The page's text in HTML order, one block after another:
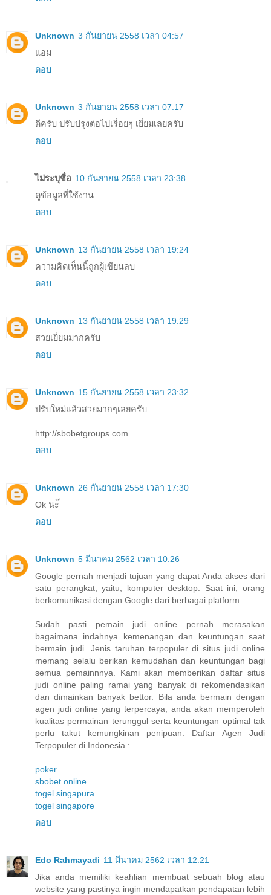
Unknown 3 กันยายน 2558 เวลา 04:57
แอม
ตอบ
Unknown 3 กันยายน 2558 เวลา 07:17
ดีครับ ปรับปรุงต่อไปเรื่อยๆ เยี่ยมเลยครับ
ตอบ
ไม่ระบุชื่อ 10 กันยายน 2558 เวลา 23:38
ดูข้อมูลที่ใช้งาน
ตอบ
Unknown 13 กันยายน 2558 เวลา 19:24
ความคิดเห็นนี้ถูกผู้เขียนลบ
ตอบ
Unknown 13 กันยายน 2558 เวลา 19:29
สวยเยี่ยมมากครับ
ตอบ
Unknown 15 กันยายน 2558 เวลา 23:32
ปรับใหม่แล้วสวยมากๆเลยครับ
http://sbobetgroups.com
ตอบ
Unknown 26 กันยายน 2558 เวลา 17:30
Ok นะ๊
ตอบ
Unknown 5 มีนาคม 2562 เวลา 10:26
Google pernah menjadi tujuan yang dapat Anda akses dari
satu perangkat, yaitu, komputer desktop. Saat ini, orang
berkomunikasi dengan Google dari berbagai platform.
Sudah pasti pemain judi online pernah merasakan
bagaimana indahnya kemenangan dan keuntungan saat
bermain judi. Jenis taruhan terpopuler di situs judi online
memang selalu berikan kemudahan dan keuntungan bagi
semua pemainnnya. Kami akan memberikan daftar situs
judi online paling ramai yang banyak di rekomendasikan
dan dimainkan banyak bettor. Bila anda bermain dengan
agen judi online yang terpercaya, anda akan memperoleh
kualitas permainan terunggul serta keuntungan optimal tak
perlu takut kemungkinan penipuan. Daftar Agen Judi
Terpopuler di Indonesia :
poker
sbobet online
togel singapura
togel singapore
ตอบ
Edo Rahmayadi 11 มีนาคม 2562 เวลา 12:21
Jika anda memiliki keahlian membuat sebuah blog atau
website yang pastinya ingin mendapatkan pendapatan lebih